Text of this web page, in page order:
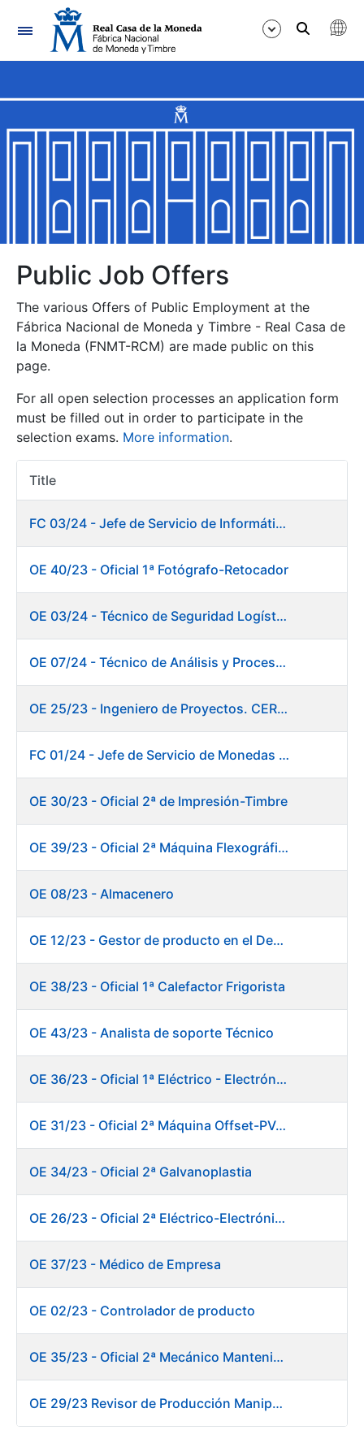
Navigation
Show/Hide
Show/Hide
Show/Hide
Show/Hide
Show/Hide
Show/Hide
Show/Hide
Public Job Offers
The various Offers of Public Employment at the
Fábrica Nacional de Moneda y Timbre - Real Casa de
la Moneda (FNMT-RCM) are made public on this
page.
For all open selection processes an application form
must be filled out in order to participate in the
selection exams. More information.
Title
Item
FC 03/24 - Jefe de Servicio de Informática de Gestión y Procesos
OE 40/23 - Oficial 1ª Fotógrafo-Retocador
OE 03/24 - Técnico de Seguridad Logística
OE 07/24 - Técnico de Análisis y Procesos de Laboratorio
OE 25/23 - Ingeniero de Proyectos. CERES
FC 01/24 - Jefe de Servicio de Monedas Conmemorativas
OE 30/23 - Oficial 2ª de Impresión-Timbre
OE 39/23 - Oficial 2ª Máquina Flexográfica y Finalizado
OE 08/23 - Almacenero
OE 12/23 - Gestor de producto en el Departamento Fábrica de Papel (Burgos)
OE 38/23 - Oficial 1ª Calefactor Frigorista
OE 43/23 - Analista de soporte Técnico
OE 36/23 - Oficial 1ª Eléctrico - Electrónico Mantenimiento Destacado
OE 31/23 - Oficial 2ª Máquina Offset-PVC 2+colores
OE 34/23 - Oficial 2ª Galvanoplastia
OE 26/23 - Oficial 2ª Eléctrico-Electrónico Mantenimiento Destacado
OE 37/23 - Médico de Empresa
OE 02/23 - Controlador de producto
OE 35/23 - Oficial 2ª Mecánico Mantenimiento Destacado
OE 29/23 Revisor de Producción Manipulado Timbre